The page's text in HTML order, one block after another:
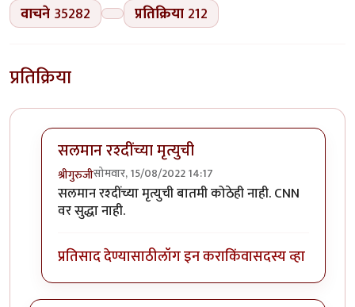
वाचने 35282 प्रतिक्रिया 212
प्रतिक्रिया
सलमान रश्दींच्या मृत्युची
श्रीगुरुजीसोमवार, 15/08/2022 14:17
In reply toविश्व प्रख्यात लेखक "सलमानbyडँबिस००७
सलमान रश्दींच्या मृत्युची बातमी कोठेही नाही. CNN
वर सुद्धा नाही.
प्रतिसाद देण्यासाठीलॉग इन कराकिंवासदस्य व्हा